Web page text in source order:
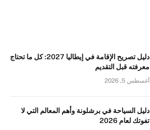
دليل تصريح الإقامة في إيطاليا 2027: كل ما تحتاج
معرفته قبل التقديم
أغسطس 5, 2026
دليل السياحة في برشلونة وأهم المعالم التي لا
تفوتك لعام 2026